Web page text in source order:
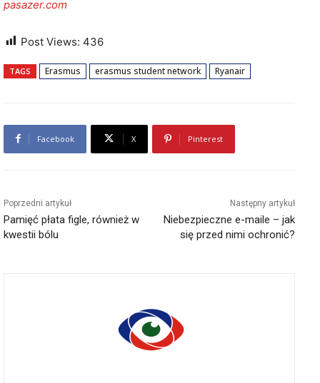
pasazer.com
Post Views: 436
TAGS Erasmus erasmus student network Ryanair
Facebook X Pinterest
Poprzedni artykuł
Pamięć płata figle, również w
kwestii bólu
Następny artykuł
Niebezpieczne e-maile – jak
się przed nimi ochronić?